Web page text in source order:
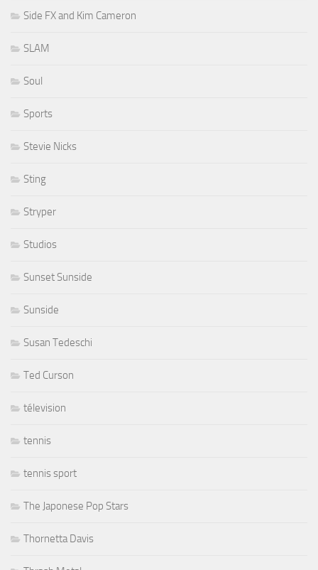
Side FX and Kim Cameron
SLAM
Soul
Sports
Stevie Nicks
Sting
Stryper
Studios
Sunset Sunside
Sunside
Susan Tedeschi
Ted Curson
télevision
tennis
tennis sport
The Japonese Pop Stars
Thornetta Davis